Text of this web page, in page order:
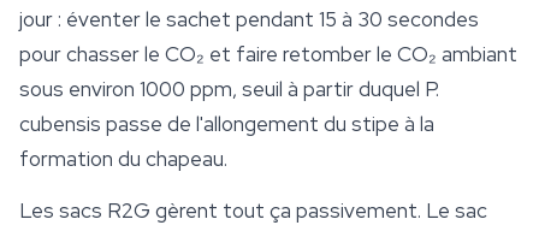
jour : éventer le sachet pendant 15 à 30 secondes
pour chasser le CO₂ et faire retomber le CO₂ ambiant
sous environ 1000 ppm, seuil à partir duquel P.
cubensis passe de l'allongement du stipe à la
formation du chapeau.
Les sacs R2G gèrent tout ça passivement. Le sac